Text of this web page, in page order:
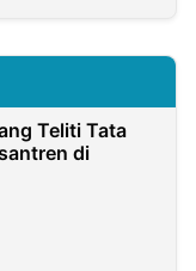
Teliti Tata
di